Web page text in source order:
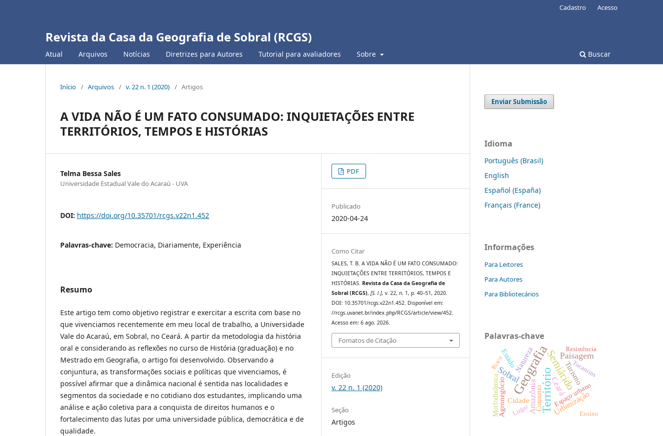
Revista da Casa da Geografia de Sobral (RCGS)
Atual Arquivos Notícias Diretrizes para Autores Tutorial para avaliadores Sobre Buscar
Cadastro Acesso
Início / Arquivos / v. 22 n. 1 (2020) / Artigos
A VIDA NÃO É UM FATO CONSUMADO: INQUIETAÇÕES ENTRE
TERRITÓRIOS, TEMPOS E HISTÓRIAS
Telma Bessa Sales
Universidade Estadual Vale do Acaraú - UVA
DOI: https://doi.org/10.35701/rcgs.v22n1.452
Palavras-chave: Democracia, Diariamente, Experiência
Resumo
Este artigo tem como objetivo registrar e exercitar a escrita com base no
que vivenciamos recentemente em meu local de trabalho, a Universidade
Vale do Acaraú, em Sobral, no Ceará. A partir da metodologia da história
oral e considerando as reflexões no curso de História (graduação) e no
Mestrado em Geografia, o artigo foi desenvolvido. Observando a
conjuntura, as transformações sociais e políticas que vivenciamos, é
possível afirmar que a dinâmica nacional é sentida nas localidades e
segmentos da sociedade e no cotidiano dos estudantes, implicando uma
análise e ação coletiva para a conquista de direitos humanos e o
fortalecimento das lutas por uma universidade pública, democrática e de
qualidade.
PDF
Publicado
2020-04-24
Como Citar
SALES, T. B. A VIDA NÃO É UM FATO CONSUMADO:
INQUIETAÇÕES ENTRE TERRITÓRIOS, TEMPOS E
HISTÓRIAS. Revista da Casa da Geografia de
Sobral (RCGS),[S. l.], v. 22, n. 1, p. 40–51, 2020.
DOI: 10.35701/rcgs.v22n1.452. Disponível em:
//rcgs.uvanet.br/index.php/RCGS/article/view/452.
Acesso em: 6 ago. 2026.
Fomatos de Citação
Edição
v. 22 n. 1 (2020)
Seção
Artigos
Enviar Submissão
Idioma
Português (Brasil)
English
Español (España)
Français (France)
Informações
Para Leitores
Para Autores
Para Bibliotecários
Palavras-chave
Geografia
Território
Semiárido
Sobral
Paisagem
Ceará
Amazônia Urbanização
Agronegócio
Turismo
Cidade
Natureza
Estado
Consumo
Morfodinâmica Espaço urbano
Lugar
Resistência
Tocantins
Risco
Ensino